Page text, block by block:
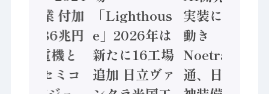
年製造業 付加
価値額86兆円
/ 三菱電機と
ソニーセミコ
「Lighthous
e」2026年は
新たに16工場
追加 日立ヴァ
実装に活発な
動き
Noetra、富士
通、日立 / 兵